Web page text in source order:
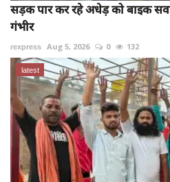
सड़क पार कर रहे अधेड़ को बाइक
गंभीर
rexpress Aug 5, 2026 0 132
latest